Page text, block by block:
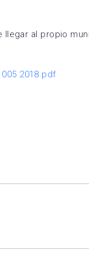
al propio
2018.pdf